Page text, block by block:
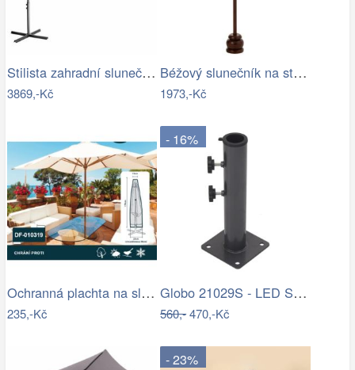
Stilista zahradní slunečník 350 cm…
3869,-Kč
Béžový slunečník na stůl s třásněmi a…
1973,-Kč
Ochranná plachta na slunečník 200-300 cm
235,-Kč
- 16%
Globo 21029S - LED Stm. nab. dot.…
560,-470,-Kč
- 23%